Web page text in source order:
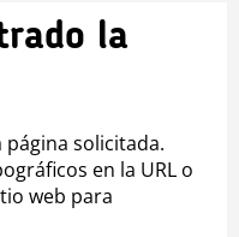
la
solicitada.
en la URL o
web para